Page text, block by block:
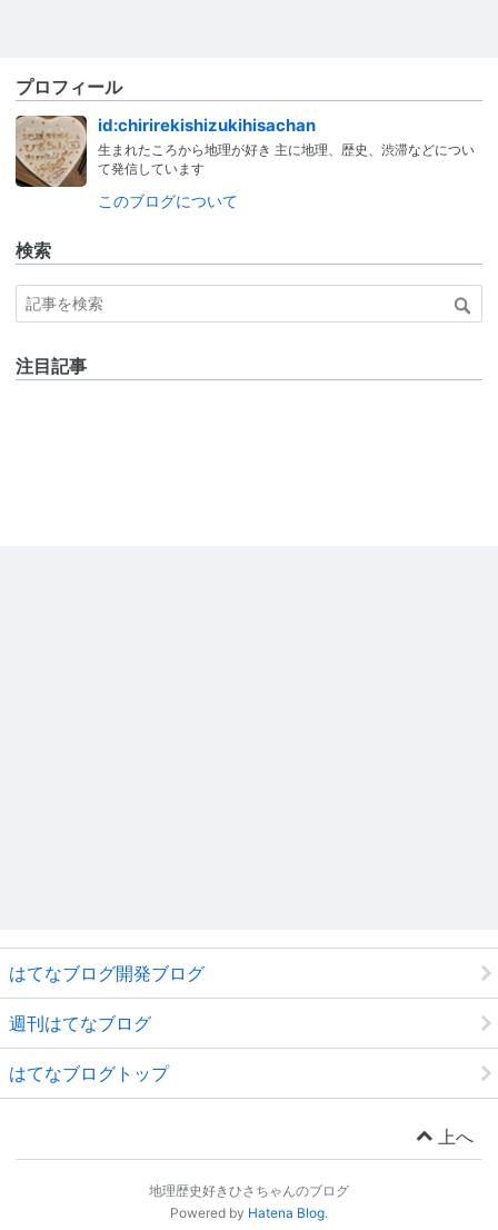
プロフィール
id:chirirekishizukihisachan
生まれたころから地理が好き 主に地理、歴史、渋滞などについ
て発信しています
このブログについて
検索
注目記事
はてなブログ開発ブログ
週刊はてなブログ
はてなブログトップ
上へ
地理歴史好きひさちゃんのブログ
Powered by Hatena Blog.